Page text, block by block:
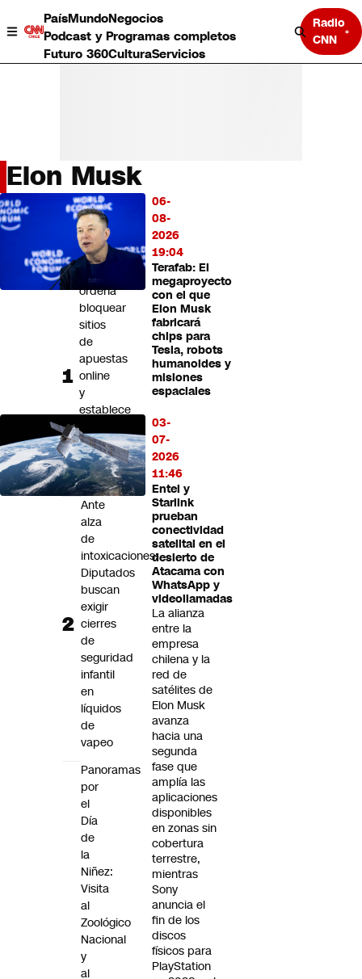
PaísMundoNegocios
Podcast y Programas completos
Futuro 360CulturaServicios
Radio
CNN
País
Mundo
Negocios
Deportes
Programas completos
Cultura
CNN tiempo
Futuro 360
Elon Musk
06-
08-
2026
19:04
Terafab: El
megaproyecto
con el que
Elon Musk
fabricará
chips para
Tesla, robots
humanoides y
misiones
espaciales
03-
07-
2026
11:46
Entel y
Starlink
prueban
conectividad
satelital en el
desierto de
Atacama con
WhatsApp y
videollamadas
La alianza
entre la
empresa
chilena y la
red de
satélites de
Elon Musk
avanza
hacia una
segunda
fase que
amplía las
aplicaciones
disponibles
en zonas sin
cobertura
terrestre,
mientras
Sony
anuncia el
fin de los
discos
físicos para
PlayStation
LO
MÁS
LEÍDO
Tribunal
ordena
bloquear
sitios
de
apuestas
online
y
establece
mecanismo
propuesto
por
Subtel
Ante
alza
de
intoxicaciones:
Diputados
buscan
exigir
cierres
de
seguridad
infantil
en
líquidos
de
vapeo
Panoramas
por
el
Día
de
la
Niñez:
Visita
al
Zoológico
Nacional
y
al